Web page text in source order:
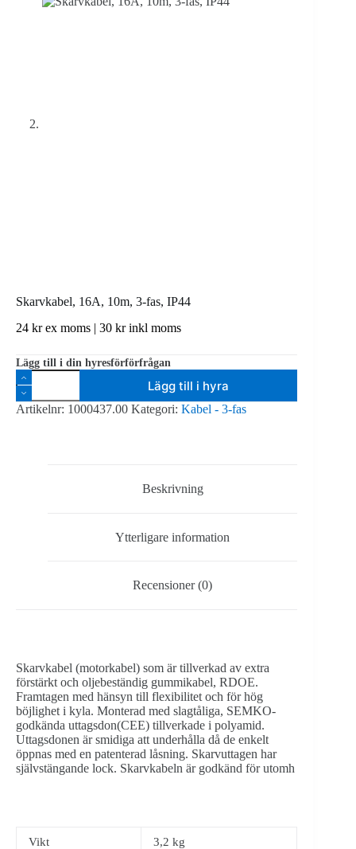
Skarvkabel, 16A, 10m, 3-fas, IP44
24 krex moms | 30 krinkl moms
Lägg till i din hyresförförfrågan
Skarvkabel,
16A,
10m,
3-
Lägg till i hyra
Artikelnr: 1000437.00 Kategori: Kabel - 3-fas
Beskrivning
Ytterligare information
Recensioner (0)
Skarvkabel (motorkabel) som är tillverkad av extra
förstärkt och oljebeständig gummikabel, RDOE.
Framtagen med hänsyn till flexibilitet och för hög
böjlighet i kyla. Monterad med slagtåliga, SEMKO-
godkända uttagsdon(CEE) tillverkade i polyamid.
Uttagsdonen är smidiga att underhålla då de enkelt
öppnas med en patenterad låsning. Skarvuttagen har
självstängande lock. Skarvkabeln är godkänd för utomh
Vikt 3,2 kg